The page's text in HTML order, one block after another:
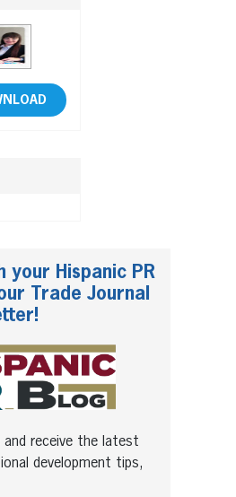
your Hispanic PR
Trade Journal
and receive the latest
development tips,